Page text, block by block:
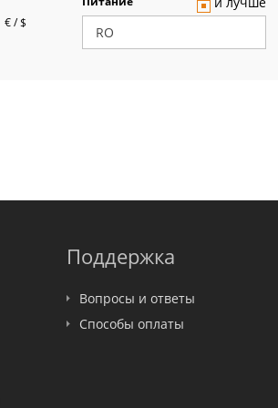
€ / $
Поддержка
Вопросы и ответы
Способы оплаты